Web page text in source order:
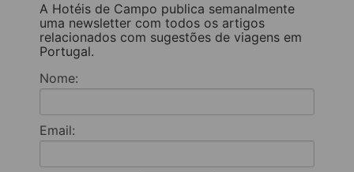
A Hotéis de Campo publica semanalmente
uma newsletter com todos os artigos
relacionados com sugestões de viagens em
Portugal.
Nome:
Email: